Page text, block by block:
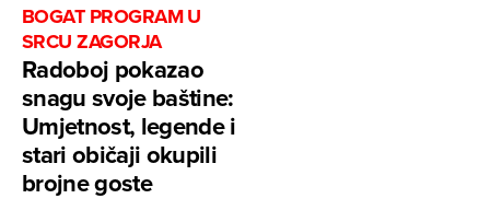
BOGAT PROGRAM U
SRCU ZAGORJA
Radoboj pokazao
snagu svoje baštine:
Umjetnost, legende i
stari običaji okupili
brojne goste